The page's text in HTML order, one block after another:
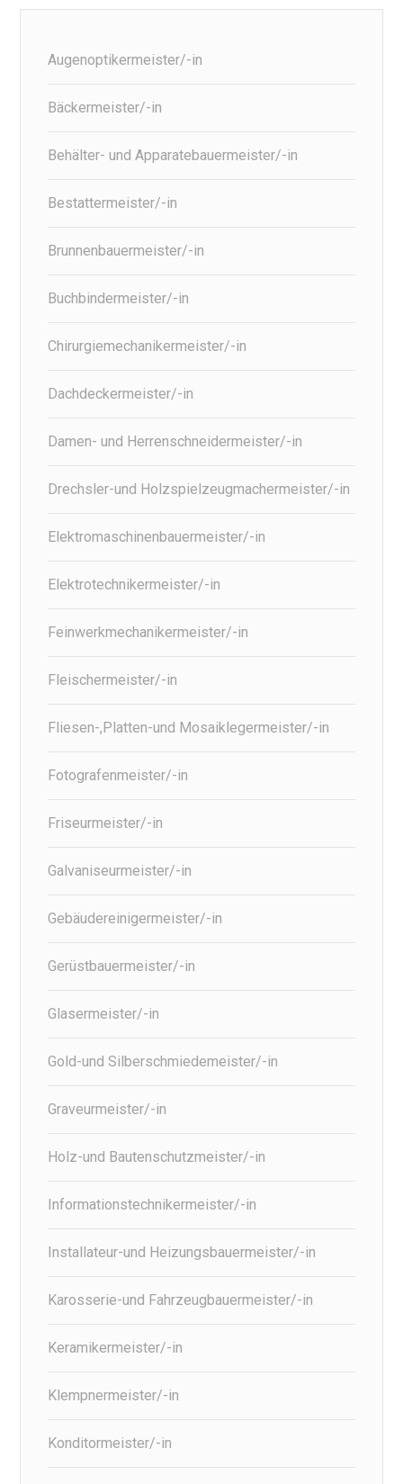
Augenoptikermeister/-in
Bäckermeister/-in
Behälter- und Apparatebauermeister/-in
Bestattermeister/-in
Brunnenbauermeister/-in
Buchbindermeister/-in
Chirurgiemechanikermeister/-in
Dachdeckermeister/-in
Damen- und Herrenschneidermeister/-in
Drechsler-und Holzspielzeugmachermeister/-in
Elektromaschinenbauermeister/-in
Elektrotechnikermeister/-in
Feinwerkmechanikermeister/-in
Fleischermeister/-in
Fliesen-,Platten-und Mosaiklegermeister/-in
Fotografenmeister/-in
Friseurmeister/-in
Galvaniseurmeister/-in
Gebäudereinigermeister/-in
Gerüstbauermeister/-in
Glasermeister/-in
Gold-und Silberschmiedemeister/-in
Graveurmeister/-in
Holz-und Bautenschutzmeister/-in
Informationstechnikermeister/-in
Installateur-und Heizungsbauermeister/-in
Karosserie-und Fahrzeugbauermeister/-in
Keramikermeister/-in
Klempnermeister/-in
Konditormeister/-in